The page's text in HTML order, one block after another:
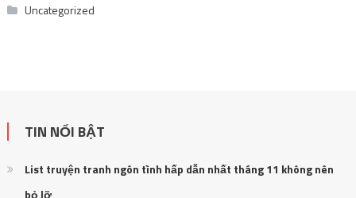
Uncategorized
TIN NỔI BẬT
List truyện tranh ngôn tình hấp dẫn nhất tháng 11 không nên
bỏ lỡ